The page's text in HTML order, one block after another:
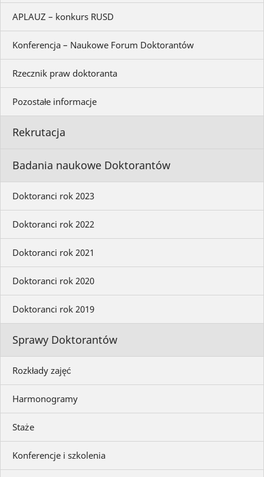
APLAUZ – konkurs RUSD
Konferencja – Naukowe Forum Doktorantów
Rzecznik praw doktoranta
Pozostałe informacje
Rekrutacja
Badania naukowe Doktorantów
Doktoranci rok 2023
Doktoranci rok 2022
Doktoranci rok 2021
Doktoranci rok 2020
Doktoranci rok 2019
Sprawy Doktorantów
Rozkłady zajęć
Harmonogramy
Staże
Konferencje i szkolenia